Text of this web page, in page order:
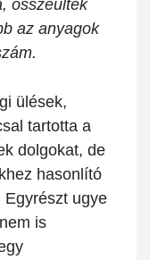
összeültek
az anyagok
ülések,
tartotta a
dolgokat, de
hasonlító
Egyrészt ugye
is